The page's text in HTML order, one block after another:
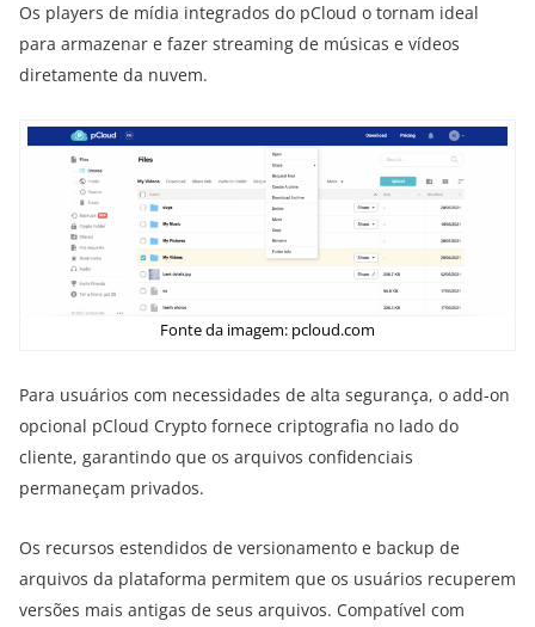
Os players de mídia integrados do pCloud o tornam ideal
para armazenar e fazer streaming de músicas e vídeos
diretamente da nuvem.
Fonte da imagem: pcloud.com
Para usuários com necessidades de alta segurança, o add-on
opcional pCloud Crypto fornece criptografia no lado do
cliente, garantindo que os arquivos confidenciais
permaneçam privados.
Os recursos estendidos de versionamento e backup de
arquivos da plataforma permitem que os usuários recuperem
versões mais antigas de seus arquivos. Compatível com